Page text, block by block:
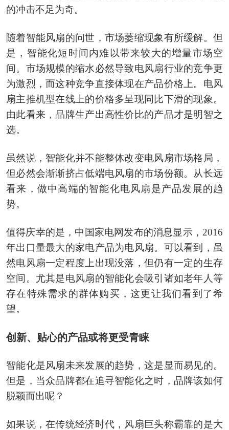
的冲击不足为奇。
随着智能风扇的问世，市场萎缩现象有所缓解。但
是，智能化短时间内难以带来较大的增量市场空
间。市场规模的缩水必然导致电风扇行业的竞争更
为激烈，而这种竞争直接体现在产品价格上。电风
扇主推机型在线上的价格多呈现同比下滑的现象。
由此看来，品牌生产出高性价比的产品才是明智之
选。
虽然说，智能化并不能整体改变电风扇市场格局，
但必然会渐渐挤占低端电风扇的市场份额。从长远
看来，做中高端的智能化电风扇是产品发展的趋
势。
值得庆幸的是，中国家电网发布的消息显示，2016
年出口量最大的家电产品为电风扇。可以看到，虽
然电风扇一定程度上出现没落，但仍有一定的生存
空间。尤其是电风扇的智能化会吸引诸如老年人等
存在特殊需求的群体购买，这更让我们看到了希
望。
创新、贴心的产品或将更受青睐
智能化是风扇未来发展的趋势，这是显而易见的。
但是，当众品牌都在追寻智能化之时，品牌该如何
脱颖而出呢？
如果说，在传统经济时代，风扇巨头称霸靠的是大